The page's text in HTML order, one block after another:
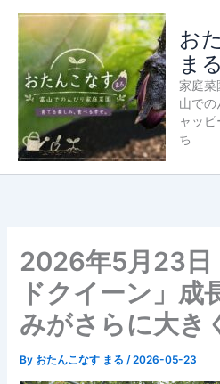
お
ま
家庭菜
山での
ャッ
ち
2026年5月23日
ドクイーン」成
みがさらに大き
By おたんこなす まる/2026-05-23